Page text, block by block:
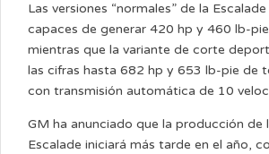
Las versiones “normales” de la
capaces de generar 420 hp y 460 lb-
mientras que la variante de corte
las cifras hasta 682 hp y 653 lb-pie de
con transmisión automática de 10
GM ha anunciado que la producción de
Escalade iniciará más tarde en el año,